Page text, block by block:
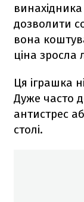
дозволити
вона
ціна
Ця іграшка
Дуже часто
антистрес
столі.